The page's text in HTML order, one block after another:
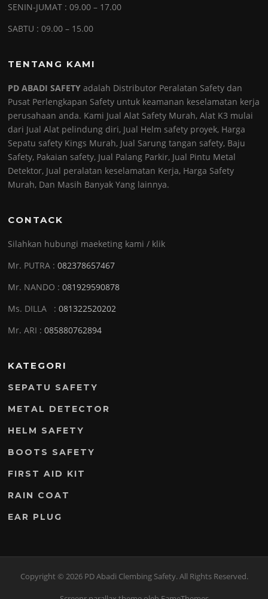
SENIN-JUMAT : 09.00 – 17.00
SABTU : 09.00 – 15.00
TENTANG KAMI
PD ABADI SAFETY adalah Distributor Peralatan Safety dan
Pusat Perlengkapan Safety untuk keamanan keselamatan kerja
perusahaan anda. Kami Jual Alat Safety Murah, Alat K3 mulai
dari Jual Alat pelindung diri, Jual Helm safety proyek, Harga
Sepatu safety Kings Murah, Jual Sarung tangan safety, Baju
Safety, Pakaian safety, Jual Palang Parkir, Jual Pintu Metal
Detektor, Jual peralatan keselamatan Kerja, Harga Safety
Murah, Dan Masih Banyak Yang lainnya.
CONTACK
Silahkan hubungi maeketing kami / klik
Mr. PUTRA :082378657467
Mr. NANDO :081929590878
Ms. DILLA :081322520202
Mr. ARI :085880762894
KATEGORI
SEPATU SAFETY
METAL DETECTOR
HELM SAFETY
BOOTS SAFETY
FIRST AID KIT
RAIN COAT
EAR PLUG
Copyright © 2026 PD Abadi Clembing Safety. All Rights Reserved.